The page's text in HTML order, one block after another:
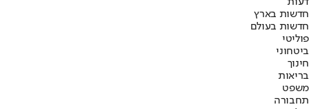
חדשות בארץ
חדשות בעולם
פוליטי
ביטחוני
חינוך
בריאות
משפט
תחבורה